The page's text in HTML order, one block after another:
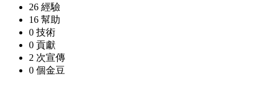
26 經驗
16 幫助
0 技術
0 貢獻
2 次宣傳
0 個金豆